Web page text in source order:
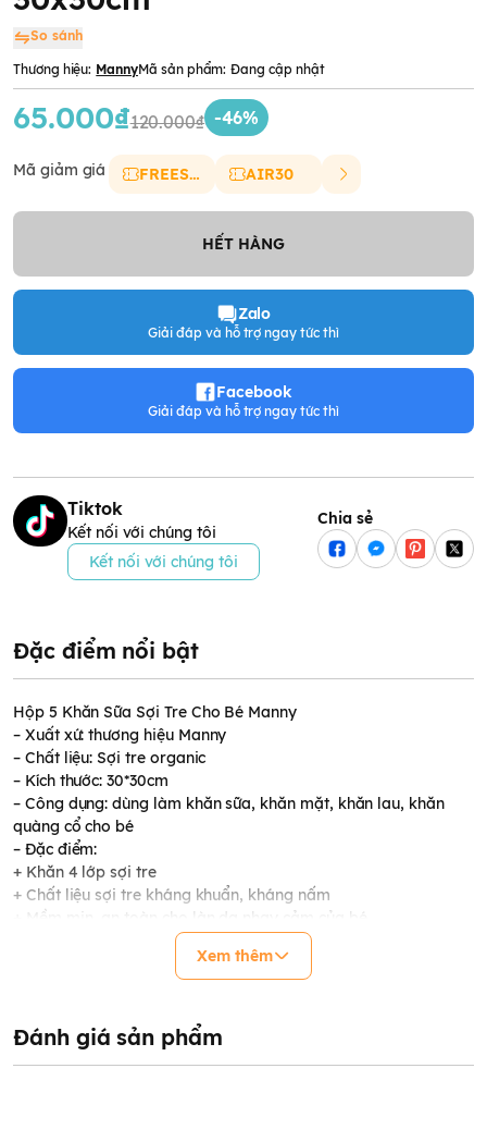
So sánh
Thương hiệu: MannyMã sản phẩm: Đang cập nhật
65.000₫120.000₫ -46%
Mã giảm giá FREESHIP AIR30
HẾT HÀNG
Zalo
Giải đáp và hỗ trợ ngay tức thì
Facebook
Giải đáp và hỗ trợ ngay tức thì
Tiktok
Kết nối với chúng tôi
Kết nối với chúng tôi
Chia sẻ
Đặc điểm nổi bật
Hộp 5 Khăn Sữa Sợi Tre Cho Bé Manny
– Xuất xứ: thương hiệu Manny
– Chất liệu: Sợi tre organic
– Kích thước: 30*30cm
– Công dụng: dùng làm khăn sữa, khăn mặt, khăn lau, khăn
quàng cổ cho bé
– Đặc điểm:
+ Khăn 4 lớp sợi tre
+ Chất liệu sợi tre kháng khuẩn, kháng nấm
+ Mềm mịn, an toàn cho làn da nhạy cảm của bé
+ Thoáng nhẹ, thấm hút tốt
+ Không bai dão hay xổ lông trong quá trình sử dụng cho bé
Xem thêm
Đánh giá sản phẩm